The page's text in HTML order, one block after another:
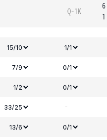
Q-1K
6
1
15/10 1/1
7/9 0/1
1/2 0/1
33/25 -
13/6 0/1